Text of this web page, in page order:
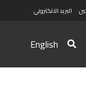
البريد الالكتروني
English